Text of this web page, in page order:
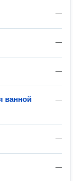
—
—
—
—
ванной
—
—